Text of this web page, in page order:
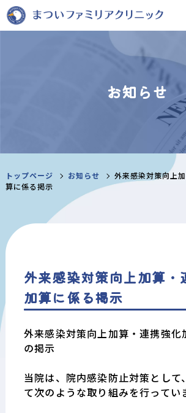
お知らせ
トップページ お知らせ
外来感染対策向上
算に係る掲示
外来感染対策向上加算・
加算に係る掲示
外来感染対策向上加算・連携強化
の掲示
当院は、院内感染防止対策として
て次のような取り組みを行ってい